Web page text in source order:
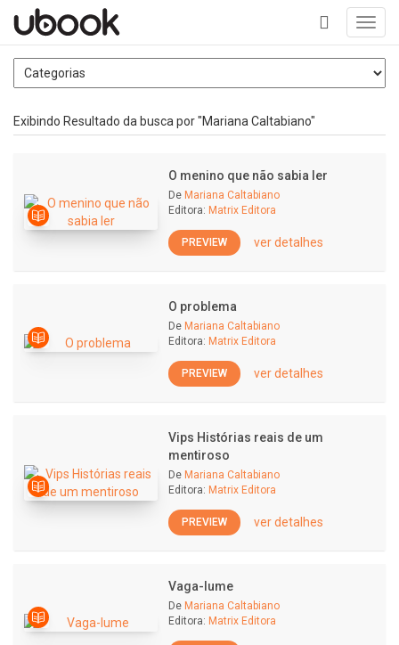
+
Exibindo Resultado da busca por "Mariana Caltabiano"
O menino que não sabia ler
De Mariana Caltabiano
Editora: Matrix Editora
PREVIEW ver detalhes
O problema
De Mariana Caltabiano
Editora: Matrix Editora
PREVIEW ver detalhes
Vips Histórias reais de um
mentiroso
De Mariana Caltabiano
Editora: Matrix Editora
PREVIEW ver detalhes
Vaga-lume
De Mariana Caltabiano
Editora: Matrix Editora